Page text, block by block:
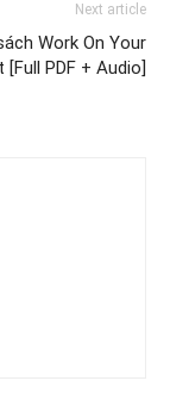
Next article
Work On Your
PDF + Audio]